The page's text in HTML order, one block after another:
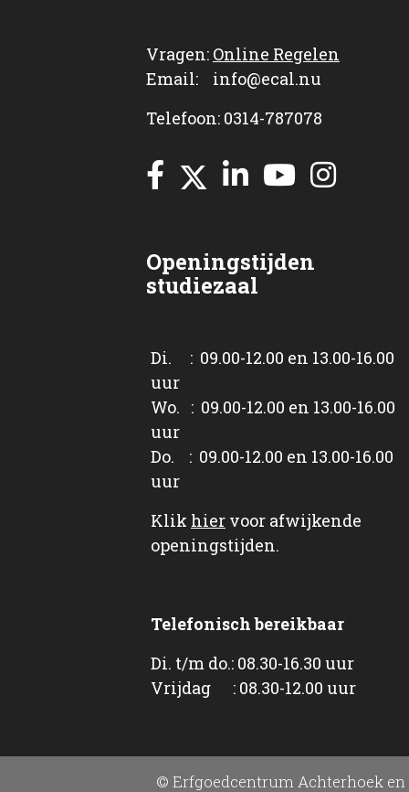
Vragen: Online Regelen
Email: info@ecal.nu
Telefoon: 0314-787078
Openingstijden
studiezaal
Di. : 09.00-12.00 en 13.00-16.00
uur
Wo. : 09.00-12.00 en 13.00-16.00
uur
Do. : 09.00-12.00 en 13.00-16.00
uur
Klik hier voor afwijkende
openingstijden.
Telefonisch bereikbaar
Di. t/m do.: 08.30-16.30 uur
Vrijdag : 08.30-12.00 uur
© Erfgoedcentrum Achterhoek en